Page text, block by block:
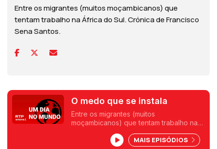
Entre os migrantes (muitos moçambicanos) que
tentam trabalho na África do Sul. Crónica de Francisco
Sena Santos.
O medo que se instala
Entre os migrantes (muitos
moçambicanos) que tentam trabalho na
MAIS EPISÓDIOS